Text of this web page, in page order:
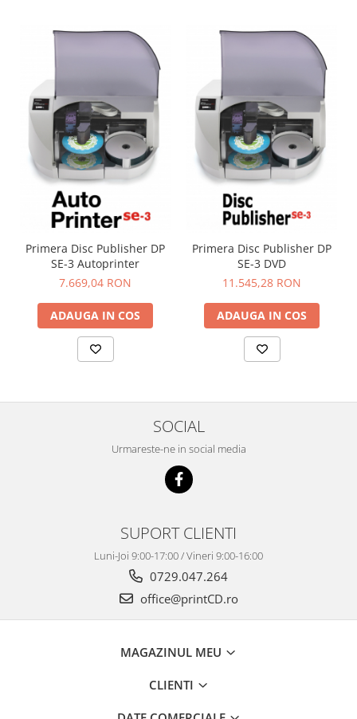
Primera Disc Publisher DP
SE-3 Autoprinter
7.669,04 RON
ADAUGA IN COS
Primera Disc Publisher DP
SE-3 DVD
11.545,28 RON
ADAUGA IN COS
SOCIAL
Urmareste-ne in social media
SUPORT CLIENTI
Luni-Joi 9:00-17:00 / Vineri 9:00-16:00
0729.047.264
office@printCD.ro
MAGAZINUL MEU
CLIENTI